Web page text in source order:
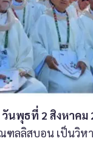
ที่ 2 สิงหาคม
ฑลลิสบอน เป็นวิห